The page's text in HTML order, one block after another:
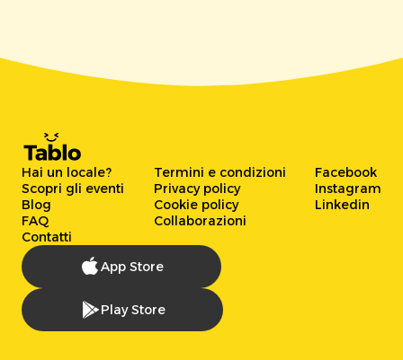
Hai un locale?
Scopri gli eventi
Blog
FAQ
Contatti
Termini e condizioni
Privacy policy
Cookie policy
Collaborazioni
Facebook
Instagram
Linkedin
App Store
Play Store